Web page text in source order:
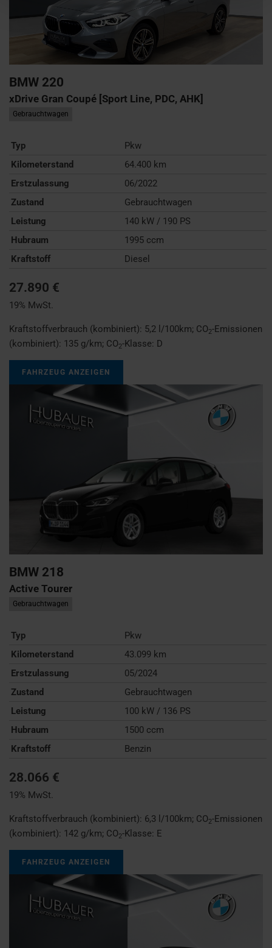
BMW 220
xDrive Gran Coupé [Sport Line, PDC, AHK]
Gebrauchtwagen
Typ
Pkw
Kilometerstand
64.400 km
Erstzulassung
06/2022
Zustand
Gebrauchtwagen
Leistung
140 kW / 190 PS
Hubraum
1995 ccm
Kraftstoff
Diesel
27.890 €
19% MwSt.
Kraftstoffverbrauch (kombiniert): 5,2 l/100km; CO2-Emissionen
(kombiniert): 135 g/km; CO2-Klasse: D
FAHRZEUG ANZEIGEN
BMW 218
Active Tourer
Gebrauchtwagen
Typ
Pkw
Kilometerstand
43.099 km
Erstzulassung
05/2024
Zustand
Gebrauchtwagen
Leistung
100 kW / 136 PS
Hubraum
1500 ccm
Kraftstoff
Benzin
28.066 €
19% MwSt.
Kraftstoffverbrauch (kombiniert): 6,3 l/100km; CO2-Emissionen
(kombiniert): 142 g/km; CO2-Klasse: E
FAHRZEUG ANZEIGEN